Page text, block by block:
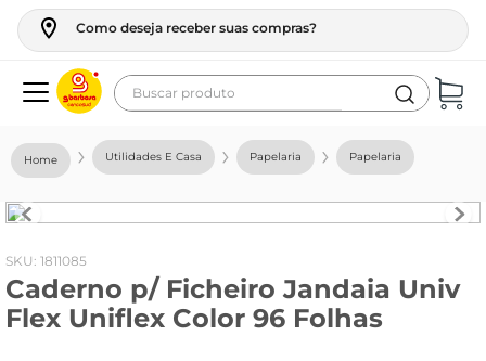
Como deseja receber suas compras?
Buscar produto
Utilidades E Casa Papelaria Papelaria
: 1811085
Caderno p/ Ficheiro Jandaia Univ
Flex Uniflex Color 96 Folhas
geladeira
fogao
café
cerveja